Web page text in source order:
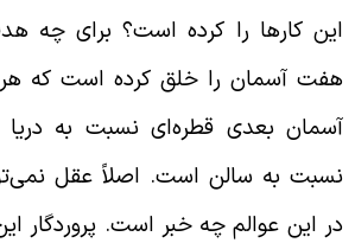
کارها را کرده است؟ برای چه
آسمان را خلق کرده است که هر
بعدی قطره‌‌ای نسبت به
به سالن است. اصلاً عقل
این عوالم چه خبر است. پروردگار